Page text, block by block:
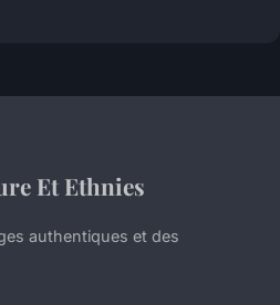
Et Ethnies
authentiques et des